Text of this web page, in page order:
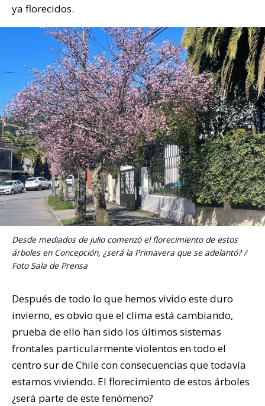
ya florecidos.
Desde mediados de julio comenzó el florecimiento de estos
árboles en Concepción, ¿será la Primavera que se adelantó? /
Foto Sala de Prensa
Después de todo lo que hemos vivido este duro
invierno, es obvio que el clima está cambiando,
prueba de ello han sido los últimos sistemas
frontales particularmente violentos en todo el
centro sur de Chile con consecuencias que todavía
estamos viviendo. El florecimiento de estos árboles
¿será parte de este fenómeno?